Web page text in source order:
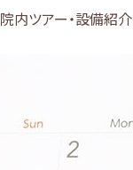
院内ツアー・設備紹介